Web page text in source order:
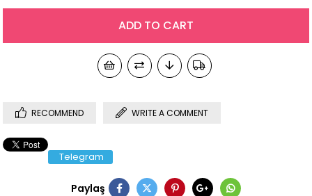
RECOMMEND WRITE A COMMENT
Telegram
Paylaş